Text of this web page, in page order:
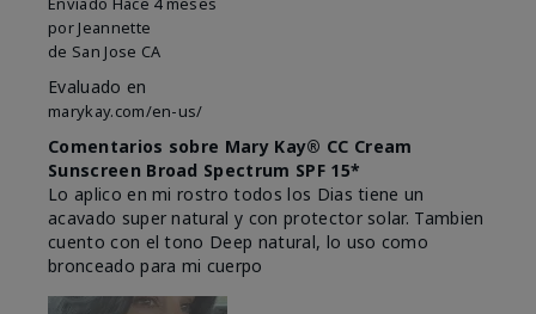
por Jeannette
de San Jose CA
Evaluado en
marykay.com/en-us/
Comentarios sobre Mary Kay® CC Cream
Sunscreen Broad Spectrum SPF 15*
Lo aplico en mi rostro todos los Dias tiene un
acavado super natural y con protector solar. Tambien
cuento con el tono Deep natural, lo uso como
bronceado para mi cuerpo